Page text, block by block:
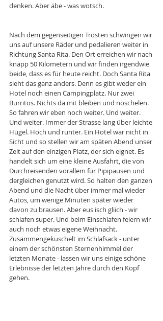
denken. Aber äbe - was wotsch.
Nach dem gegenseitigen Trösten schwingen wir
uns auf unsere Räder und pedalieren weiter in
Richtung Santa Rita. Den Ort erreichen wir nach
knapp 50 Kilometern und wir finden irgendwie
beide, dass es für heute reicht. Doch Santa Rita
sieht das ganz anders. Denn es gibt weder ein
Hotel noch einen Campingplatz. Nur zwei
Burritos. Nichts da mit bleiben und nöschelen.
So fahren wir eben noch weiter. Und weiter.
Und weiter. Immer der Strasse lang über leichte
Hügel. Hoch und runter. Ein Hotel war nicht in
Sicht und so stellen wir am späten Abend unser
Zelt auf den einzigen Platz, der sich eignet. Es
handelt sich um eine kleine Ausfahrt, die von
Durchreisenden vorallem für Pipipausen und
dergleichen genutzt wird. So halten den ganzen
Abend und die Nacht über immer mal wieder
Autos, um wenige Minuten später wieder
davon zu brausen. Aber eus isch gliich - wir
schlafen super. Und beim Einschlafen feiern wir
auch noch etwas eigene Weihnacht.
Zusammengekuschelt im Schlafsack - unter
einem der schönsten Sternenhimmel der
letzten Monate - lassen wir uns einige schöne
Erlebnisse der letzten Jahre durch den Kopf
gehen.